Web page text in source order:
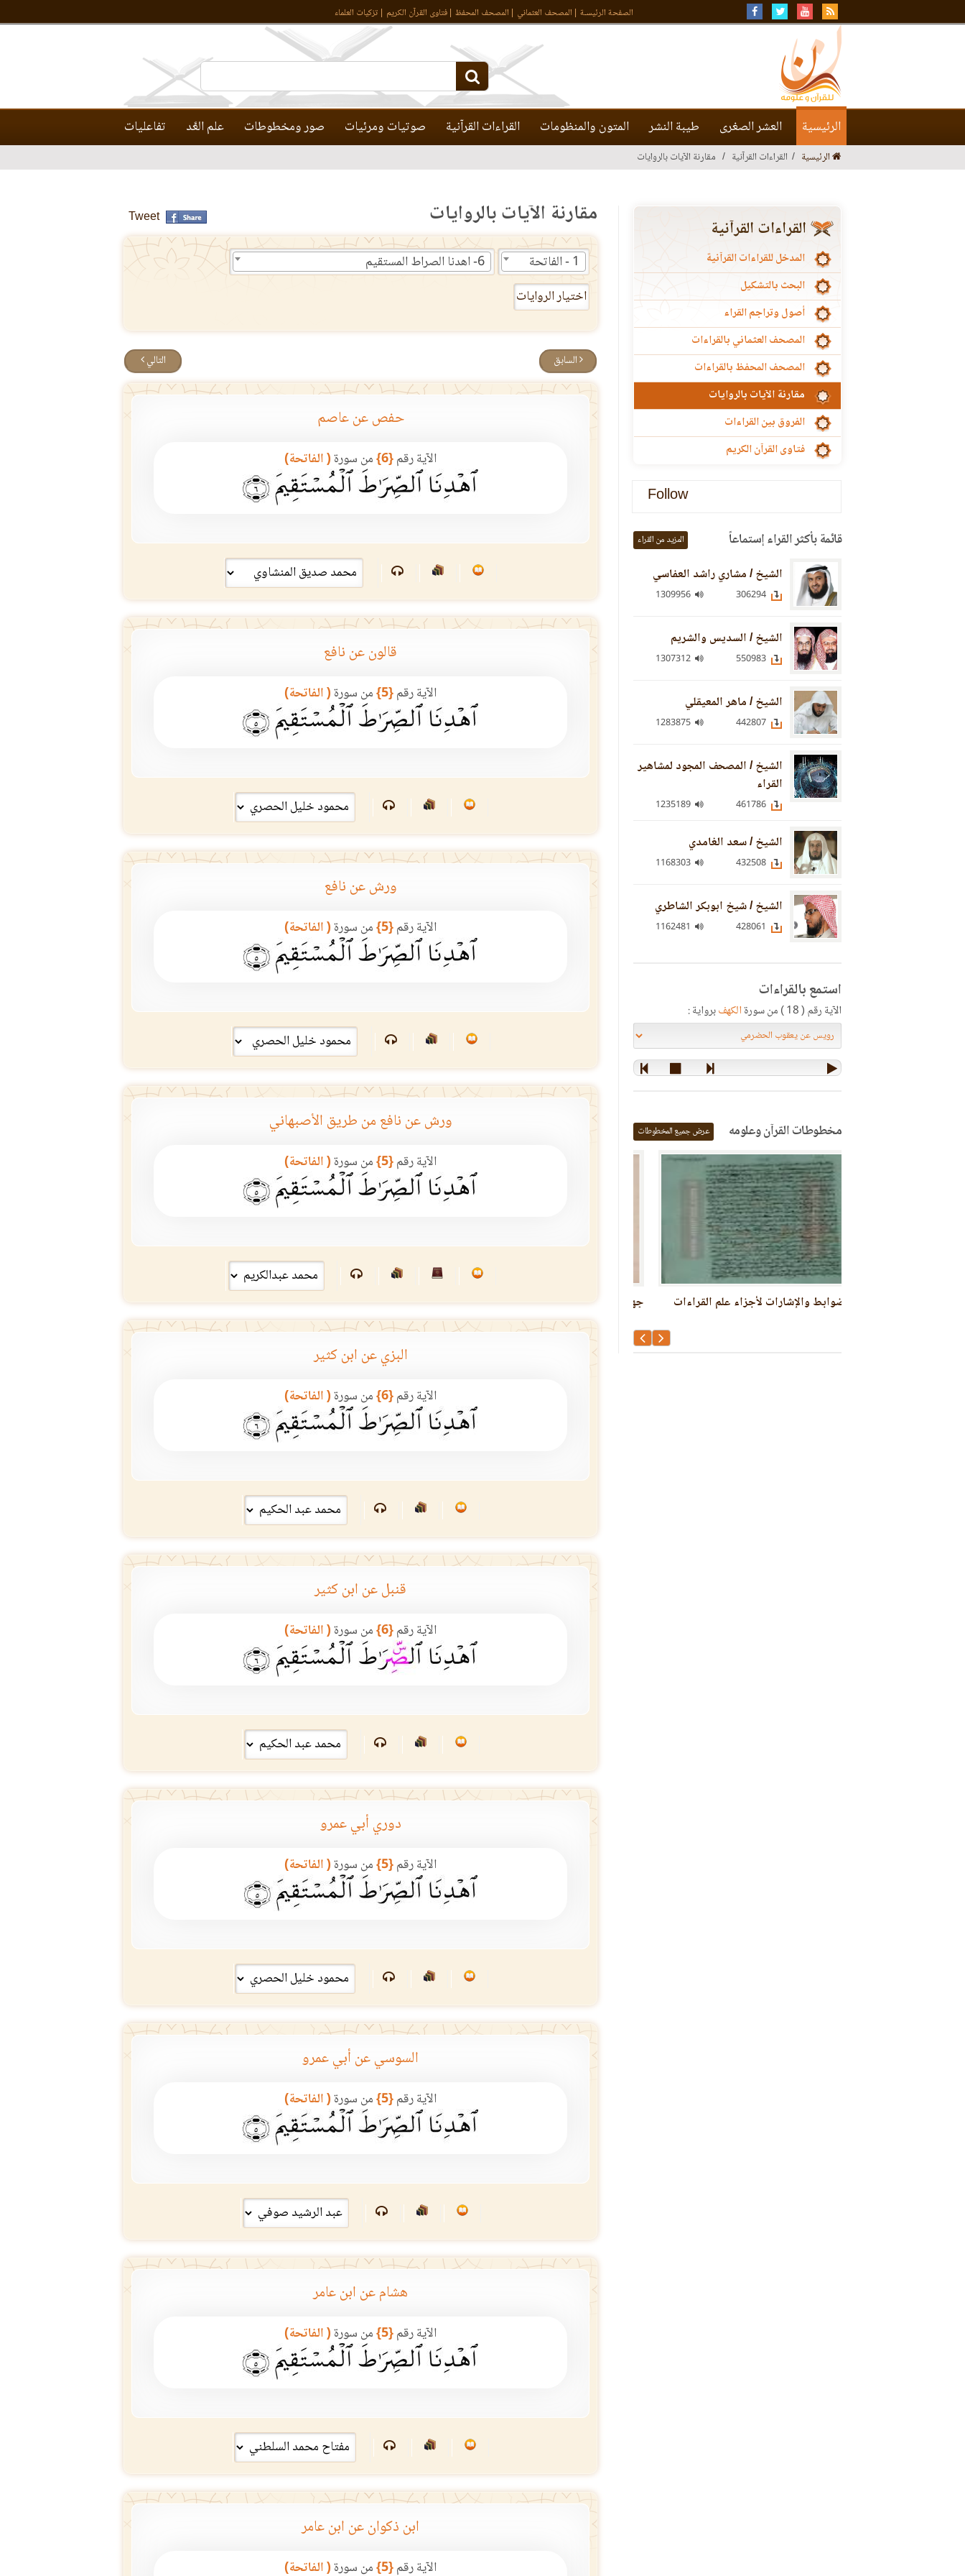
الصفحة الرئيسـة المصحف العثماني المصحف المحفظ فتاوى القرآن الكريم تزكيات العلماء
الرئيسية العشر الصغرى طيبة النشر المتون والمنظومات القراءات القرآنية صوتيات ومرئيات صور ومخطوطات علم العَّد تفاعليات
الرئيسية القراءات القرآنية مقارنة الآيات بالروايات
مقارنة الآيات بالروايات Tweet
1 - الفاتحة
6- اهدنا الصراط المستقيم
اختيار الروايات
السابق التالي
حفص عن عاصم
الآية رقم{6} من سورة( الفاتحة)
قالون عن نافع
الآية رقم{5} من سورة( الفاتحة)
ورش عن نافع
الآية رقم{5} من سورة( الفاتحة)
ورش عن نافع من طريق الأصبهاني
الآية رقم{5} من سورة( الفاتحة)
البزي عن ابن كثير
الآية رقم{6} من سورة( الفاتحة)
قنبل عن ابن كثير
الآية رقم{6} من سورة( الفاتحة)
دوري أبي عمرو
الآية رقم{5} من سورة( الفاتحة)
السوسي عن أبي عمرو
الآية رقم{5} من سورة( الفاتحة)
هشام عن ابن عامر
الآية رقم{5} من سورة( الفاتحة)
ابن ذكوان عن ابن عامر
الآية رقم{5} من سورة( الفاتحة)
القراءات القرآنية
المدخل للقراءات القرآنية
البحث بالتشكيل
أصول وتراجم القراء
المصحف العثماني بالقراءات
المصحف المحفظ بالقراءات
مقارنة الآيات بالروايات
الفروق بين القراءات
فتاوى القرآن الكريم
Follow
قائمة بأكثر القراء إستماعاً المزيد من القراء
الشيخ / مشاري راشد العفاسي
الشيخ / السديس والشريم
الشيخ / ماهر المعيقلي
الشيخ / المصحف المجود لمشاهير
القراء
الشيخ / سعد الغامدي
الشيخ / شيخ ابوبكر الشاطري
استمع بالقراءات
الآية رقم ( 18 ) من سورة الكهفبرواية :
مخطوطات القرآن وعلومه عرض جميع المخطوطات
جهد المقل
الإيضاح لناسخ القرآن ومنسوخه ومعرفة اصولهتأليف في قراءة ابن كثير التجارة الرابحة في الدلالة على مقاصد الفاتحة